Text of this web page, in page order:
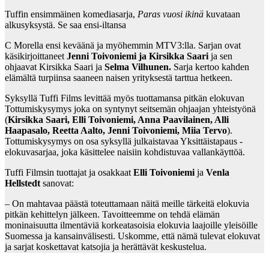
Tuffin ensimmäinen komediasarja, Paras vuosi ikinä kuvataan
alkusyksystä. Se saa ensi-iltansa
C Morella ensi keväänä ja myöhemmin MTV3:lla. Sarjan ovat
käsikirjoittaneetJenni Toivoniemi ja Kirsikka Saarija sen
ohjaavat Kirsikka Saari ja Selma Vilhunen. Sarja kertoo kahden
elämältä turpiinsa saaneen naisen yrityksestä tarttua hetkeen.
Syksyllä Tuffi Films levittää myös tuottamansa pitkän elokuvan
Tottumiskysymys joka on syntynyt seitsemän ohjaajan yhteistyönä
(Kirsikka Saari, Elli Toivoniemi, Anna Paavilainen, Alli
Haapasalo, Reetta Aalto, Jenni Toivoniemi, Miia Tervo).
Tottumiskysymys on osa syksyllä julkaistavaa Yksittäistapaus -
elokuvasarjaa, joka käsittelee naisiin kohdistuvaa vallankäyttöä.
Tuffi Filmsin tuottajat ja osakkaatElli Toivoniemija Venla
Hellstedtsanovat:
– On mahtavaa päästä toteuttamaan näitä meille tärkeitä elokuvia
pitkän kehittelyn jälkeen. Tavoitteemme on tehdä elämän
moninaisuutta ilmentäviä korkeatasoisia elokuvia laajoille yleisöille
Suomessa ja kansainvälisesti. Uskomme, että nämä tulevat elokuvat
ja sarjat koskettavat katsojia ja herättävät keskustelua.